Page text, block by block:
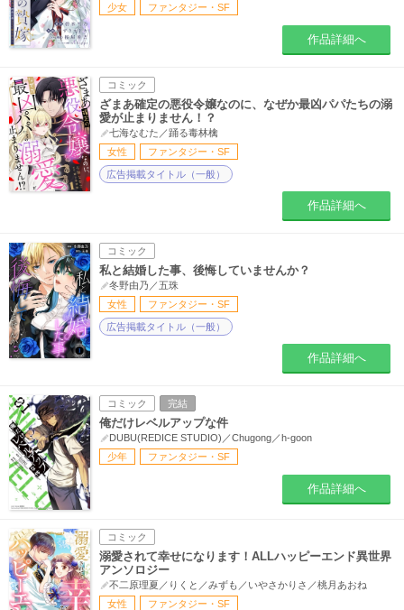
少女
ファンタジー・SF
作品詳細へ
コミック
ざまあ確定の悪役令嬢なのに、なぜか最凶パパたちの溺
愛が止まりません！？
七海なむた／踊る毒林檎
女性
ファンタジー・SF
広告掲載タイトル（一般）
作品詳細へ
コミック
私と結婚した事、後悔していませんか？
冬野由乃／五珠
女性
ファンタジー・SF
広告掲載タイトル（一般）
作品詳細へ
コミック 完結
俺だけレベルアップな件
DUBU(REDICE STUDIO)／Chugong／h-goon
少年
ファンタジー・SF
作品詳細へ
コミック
溺愛されて幸せになります！ALLハッピーエンド異世界
アンソロジー
不二原理夏／りくと／みずも／いやさかりさ／桃月あおね
女性
ファンタジー・SF